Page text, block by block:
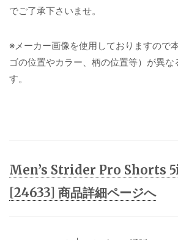
でご了承下さいませ。
※メーカー画像を使用しておりますので
ゴの位置やカラー、柄の位置等）が異な
す。
Men’s Strider Pro Shorts
[24633] 商品詳細ページへ